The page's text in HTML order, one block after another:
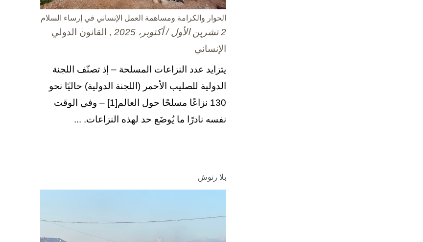
الحوار والكرامة ومساهمة العمل الإنساني في إرساء السلام
2 تشرين الأول / أكتوبر، 2025
, القانون الدولي
الإنساني
يتزايد عدد النزاعات المسلحة – إذ تصنّف اللجنة
الدولية للصليب الأحمر (اللجنة الدولية) حاليًا نحو
130 نزاعًا مسلحًا حول العالم[1] – وفي الوقت
نفسه نادرًا ما يُوضَع حد لهذه النزاعات. ...
بلا رتوش